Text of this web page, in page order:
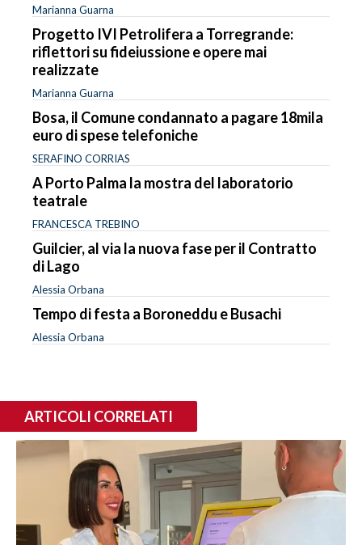
Marianna Guarna
Progetto IVI Petrolifera a Torregrande:
riflettori su fideiussione e opere mai
realizzate
Marianna Guarna
Bosa, il Comune condannato a pagare 18mila
euro di spese telefoniche
SERAFINO CORRIAS
A Porto Palma la mostra del laboratorio
teatrale
FRANCESCA TREBINO
Guilcier, al via la nuova fase per il Contratto
di Lago
Alessia Orbana
Tempo di festa a Boroneddu e Busachi
Alessia Orbana
ARTICOLI CORRELATI